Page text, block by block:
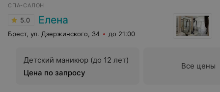
СПА-САЛОН
5.0 Елена
Брест, ул. Дзержинского, 34 до 21:00
Детский маникюр (до 12 лет)
Цена по запросу
Все цены